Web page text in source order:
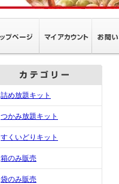
詰め放題キット
つかみ放題キット
すくいどりキット
箱のみ販売
袋のみ販売